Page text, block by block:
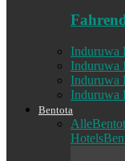
Induruwa
Induruwa
Induruwa
Induruwa
Bentota
Alle
Hotels